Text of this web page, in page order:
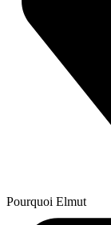
Pourquoi Elmut